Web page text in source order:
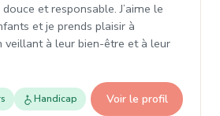
et responsable. J’aime le
et je prends plaisir à
veillant à leur bien-être et à leur
Handicap Voir le profil